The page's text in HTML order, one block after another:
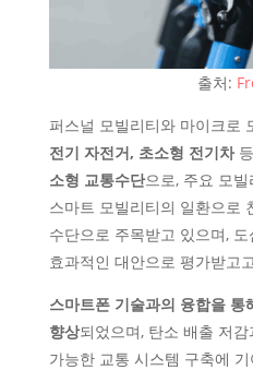
출처:
퍼스널 모빌리티와 마이크로
전기 자전거, 초소형 전기차
소형 교통수단으로, 주요 모
스마트 모빌리티의 일환으로
수단으로 주목받고 있으며,
효과적인 대안으로 평가받고
스마트폰 기술과의 융합을 통
향상되었으며, 탄소 배출 저
가능한 교통 시스템 구축에